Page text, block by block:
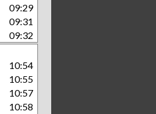
09:29
09:31
09:32
10:54
10:55
10:57
10:58